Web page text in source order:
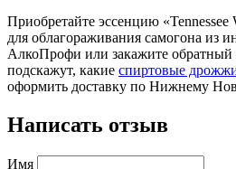
Приобретайте эссенцию
для облагораживания самогона из
АлкоПрофи или закажите
подскажут, какие спиртовые
оформить доставку по Нижнему
Написать отзыв
Имя